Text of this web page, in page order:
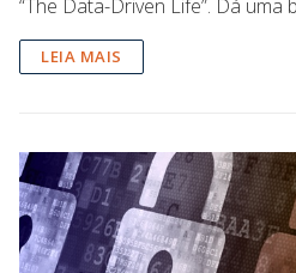
“The Data-Driven Life”. Dá
LEIA MAIS